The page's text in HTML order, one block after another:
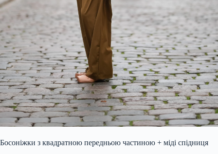
Босоніжки з квадратною передньою частиною + міді спідниця